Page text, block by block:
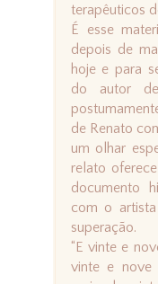
terapêuticos
É esse
depois de
hoje e para
do autor
de Renato
um olhar
relato
documento
com o
superação.
“E vinte e
vinte e nove